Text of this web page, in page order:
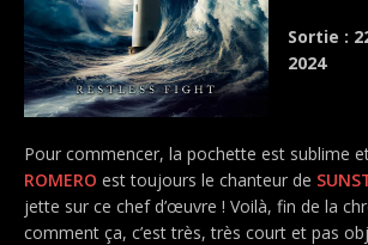
Sortie :
Pour commencer, la pochette est sublime
ROMERO est toujours le chanteur de
jette sur ce chef d’œuvre ! Voilà, fin de la
comment ça, c’est très, très court et pas